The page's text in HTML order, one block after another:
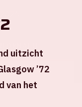
uitzicht
’72
van het